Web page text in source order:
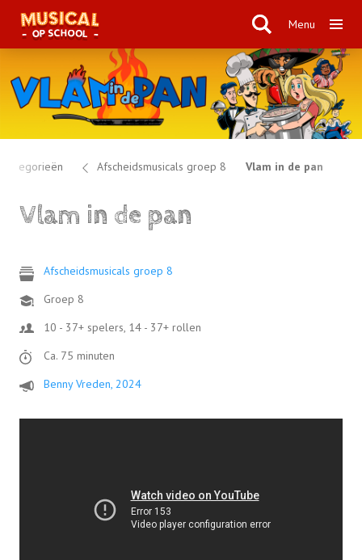
Menu
categorieën Afscheidsmusicals groep 8 Vlam in de pan
Vlam in de pan
Afscheidsmusicals groep 8
Groep 8
10 - 37+ spelers, 14 - 37+ rollen
Ca. 75 minuten
Benny Vreden, 2024